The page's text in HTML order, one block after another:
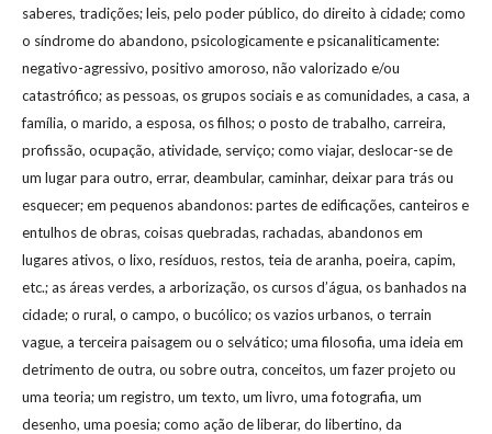
saberes, tradições; leis, pelo poder público, do direito à cidade; como
o síndrome do abandono, psicologicamente e psicanaliticamente:
negativo-agressivo, positivo amoroso, não valorizado e/ou
catastrófico; as pessoas, os grupos sociais e as comunidades, a casa, a
família, o marido, a esposa, os filhos; o posto de trabalho, carreira,
profissão, ocupação, atividade, serviço; como viajar, deslocar-se de
um lugar para outro, errar, deambular, caminhar, deixar para trás ou
esquecer; em pequenos abandonos: partes de edificações, canteiros e
entulhos de obras, coisas quebradas, rachadas, abandonos em
lugares ativos, o lixo, resíduos, restos, teia de aranha, poeira, capim,
etc.; as áreas verdes, a arborização, os cursos d’água, os banhados na
cidade; o rural, o campo, o bucólico; os vazios urbanos, o terrain
vague, a terceira paisagem ou o selvático; uma filosofia, uma ideia em
detrimento de outra, ou sobre outra, conceitos, um fazer projeto ou
uma teoria; um registro, um texto, um livro, uma fotografia, um
desenho, uma poesia; como ação de liberar, do libertino, da